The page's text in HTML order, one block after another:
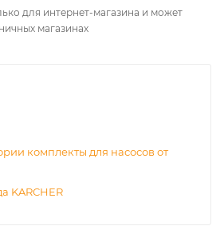
для интернет-магазина и может
магазинах
комплекты для насосов от
KARCHER